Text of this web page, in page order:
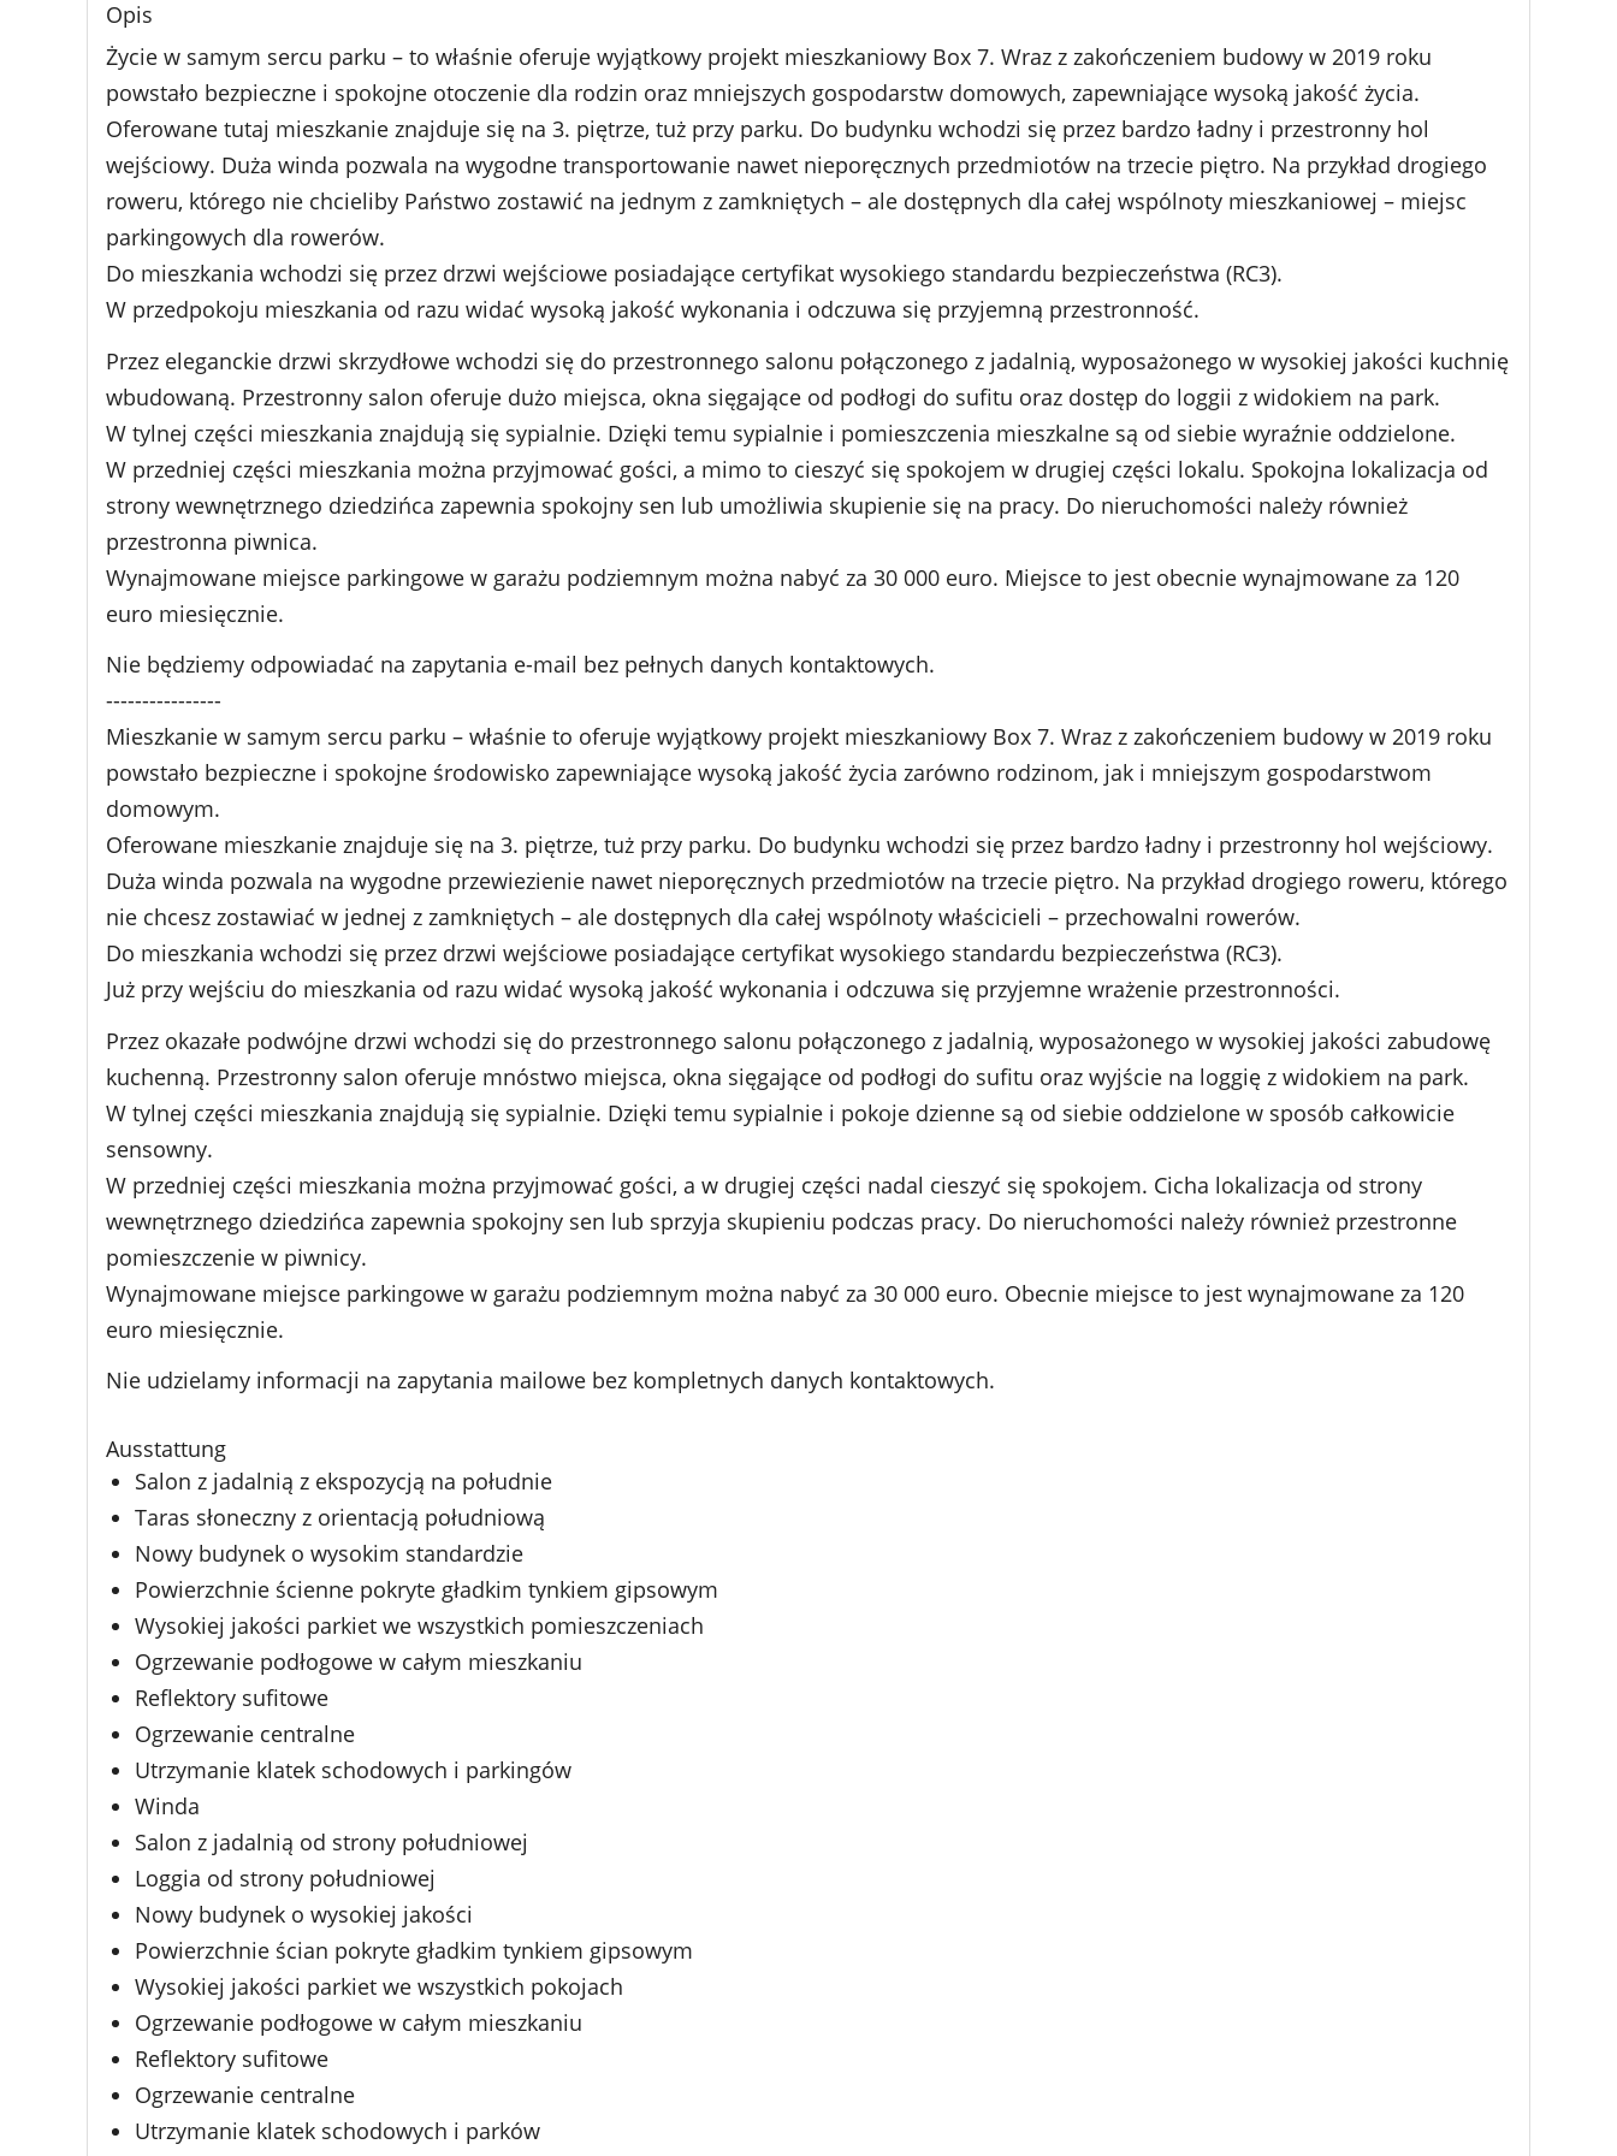
Opis
Życie w samym sercu parku – to właśnie oferuje wyjątkowy projekt mieszkaniowy Box 7. Wraz z zakończeniem budowy w 2019 roku
powstało bezpieczne i spokojne otoczenie dla rodzin oraz mniejszych gospodarstw domowych, zapewniające wysoką jakość życia.
Oferowane tutaj mieszkanie znajduje się na 3. piętrze, tuż przy parku. Do budynku wchodzi się przez bardzo ładny i przestronny hol
wejściowy. Duża winda pozwala na wygodne transportowanie nawet nieporęcznych przedmiotów na trzecie piętro. Na przykład drogiego
roweru, którego nie chcieliby Państwo zostawić na jednym z zamkniętych – ale dostępnych dla całej wspólnoty mieszkaniowej – miejsc
parkingowych dla rowerów.
Do mieszkania wchodzi się przez drzwi wejściowe posiadające certyfikat wysokiego standardu bezpieczeństwa (RC3).
W przedpokoju mieszkania od razu widać wysoką jakość wykonania i odczuwa się przyjemną przestronność.
Przez eleganckie drzwi skrzydłowe wchodzi się do przestronnego salonu połączonego z jadalnią, wyposażonego w wysokiej jakości kuchnię
wbudowaną. Przestronny salon oferuje dużo miejsca, okna sięgające od podłogi do sufitu oraz dostęp do loggii z widokiem na park.
W tylnej części mieszkania znajdują się sypialnie. Dzięki temu sypialnie i pomieszczenia mieszkalne są od siebie wyraźnie oddzielone.
W przedniej części mieszkania można przyjmować gości, a mimo to cieszyć się spokojem w drugiej części lokalu. Spokojna lokalizacja od
strony wewnętrznego dziedzińca zapewnia spokojny sen lub umożliwia skupienie się na pracy. Do nieruchomości należy również
przestronna piwnica.
Wynajmowane miejsce parkingowe w garażu podziemnym można nabyć za 30 000 euro. Miejsce to jest obecnie wynajmowane za 120
euro miesięcznie.
Nie będziemy odpowiadać na zapytania e-mail bez pełnych danych kontaktowych.
----------------
Mieszkanie w samym sercu parku – właśnie to oferuje wyjątkowy projekt mieszkaniowy Box 7. Wraz z zakończeniem budowy w 2019 roku
powstało bezpieczne i spokojne środowisko zapewniające wysoką jakość życia zarówno rodzinom, jak i mniejszym gospodarstwom
domowym.
Oferowane mieszkanie znajduje się na 3. piętrze, tuż przy parku. Do budynku wchodzi się przez bardzo ładny i przestronny hol wejściowy.
Duża winda pozwala na wygodne przewiezienie nawet nieporęcznych przedmiotów na trzecie piętro. Na przykład drogiego roweru, którego
nie chcesz zostawiać w jednej z zamkniętych – ale dostępnych dla całej wspólnoty właścicieli – przechowalni rowerów.
Do mieszkania wchodzi się przez drzwi wejściowe posiadające certyfikat wysokiego standardu bezpieczeństwa (RC3).
Już przy wejściu do mieszkania od razu widać wysoką jakość wykonania i odczuwa się przyjemne wrażenie przestronności.
Przez okazałe podwójne drzwi wchodzi się do przestronnego salonu połączonego z jadalnią, wyposażonego w wysokiej jakości zabudowę
kuchenną. Przestronny salon oferuje mnóstwo miejsca, okna sięgające od podłogi do sufitu oraz wyjście na loggię z widokiem na park.
W tylnej części mieszkania znajdują się sypialnie. Dzięki temu sypialnie i pokoje dzienne są od siebie oddzielone w sposób całkowicie
sensowny.
W przedniej części mieszkania można przyjmować gości, a w drugiej części nadal cieszyć się spokojem. Cicha lokalizacja od strony
wewnętrznego dziedzińca zapewnia spokojny sen lub sprzyja skupieniu podczas pracy. Do nieruchomości należy również przestronne
pomieszczenie w piwnicy.
Wynajmowane miejsce parkingowe w garażu podziemnym można nabyć za 30 000 euro. Obecnie miejsce to jest wynajmowane za 120
euro miesięcznie.
Nie udzielamy informacji na zapytania mailowe bez kompletnych danych kontaktowych.
Ausstattung
Salon z jadalnią z ekspozycją na południe
Taras słoneczny z orientacją południową
Nowy budynek o wysokim standardzie
Powierzchnie ścienne pokryte gładkim tynkiem gipsowym
Wysokiej jakości parkiet we wszystkich pomieszczeniach
Ogrzewanie podłogowe w całym mieszkaniu
Reflektory sufitowe
Ogrzewanie centralne
Utrzymanie klatek schodowych i parkingów
Winda
Salon z jadalnią od strony południowej
Loggia od strony południowej
Nowy budynek o wysokiej jakości
Powierzchnie ścian pokryte gładkim tynkiem gipsowym
Wysokiej jakości parkiet we wszystkich pokojach
Ogrzewanie podłogowe w całym mieszkaniu
Reflektory sufitowe
Ogrzewanie centralne
Utrzymanie klatek schodowych i parków